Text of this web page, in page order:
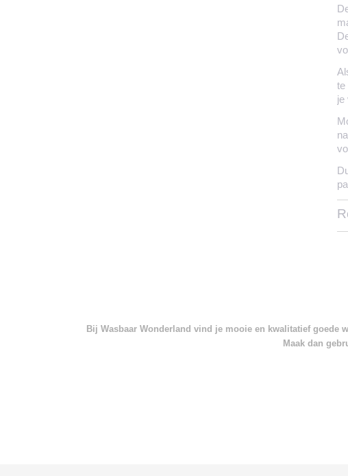
te
je
Bij Wasbaar Wonderland vind je mooie en kwalitatief goede
Maak dan